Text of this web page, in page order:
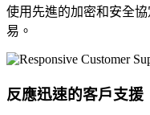
使用先進的加密和安全
易。
反應迅速的客戶支援